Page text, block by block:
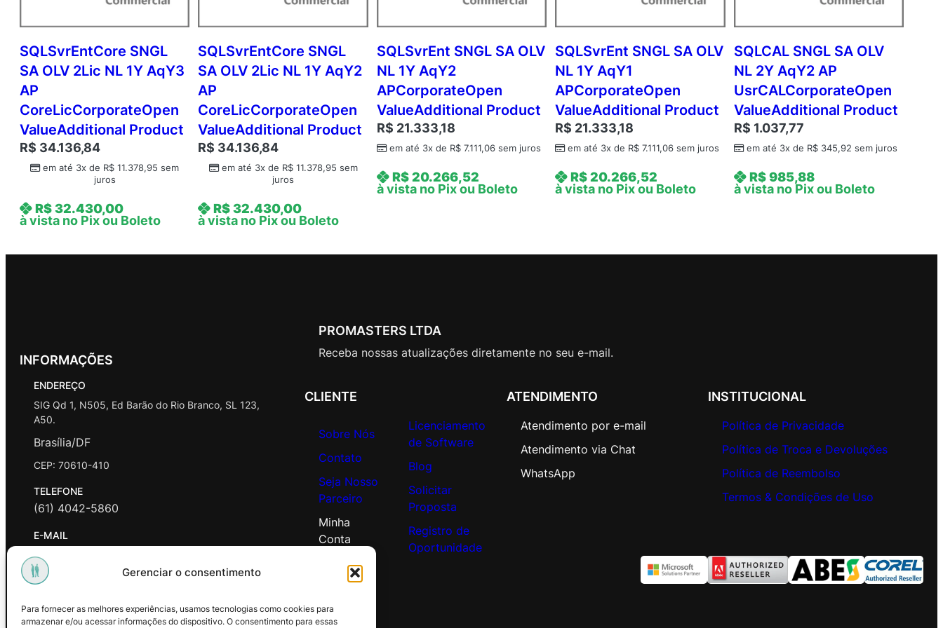
Gerenciar o consentimento
Para fornecer as melhores experiências, usamos tecnologias como cookies para
armazenar e/ou acessar informações do dispositivo. O consentimento para essas
L
1
Y
A
q
Y
2
A
d
L
i
SQLSvrEntCore SNGL
SA OLV 2Lic NL 1Y AqY3
AP
CoreLicCorporateOpen
ValueAdditional Product
R$ 34.136,84
em até 3x de R$ 11.378,95 sem
juros
R$32.430,00
à vista no Pix ou Boleto
SQLSvrEntCore SNGL
SA OLV 2Lic NL 1Y AqY2
AP
CoreLicCorporateOpen
ValueAdditional Product
R$ 34.136,84
em até 3x de R$11.378,95 sem
juros
R$32.430,00
à vista no Pix ou Boleto
SQLSvrEnt SNGL SA OLV
NL 1Y AqY2
APCorporateOpen
ValueAdditional Product
R$ 21.333,18
em até 3x de R$7.111,06sem juros
R$20.266,52
à vista no Pix ou Boleto
SQLSvrEnt SNGL SA OLV
NL 1Y AqY1
APCorporateOpen
ValueAdditional Product
R$ 21.333,18
em até 3x de R$ 7.111,06 sem juros
R$20.266,52
à vista no Pix ou Boleto
SQLCAL SNGL SA OLV
NL 2Y AqY2 AP
UsrCALCorporateOpen
ValueAdditional Product
R$ 1.037,77
em até 3x de R$345,92 sem juros
R$985,88
à vista no Pix ou Boleto
INFORMAÇÕES
ENDEREÇO
SIG Qd 1, N505, Ed Barão do Rio Branco, SL 123,
A50.
Brasília/DF
CEP: 70610-410
TELEFONE
(61) 4042-5860
E-MAIL
contato@promasters.net.br
HORÁRIO DE ATENDIMENTO
PROMASTERS LTDA
Receba nossas atualizações diretamente no seu e-mail.
CLIENTE
Sobre Nós
Contato
Seja Nosso
Parceiro
Minha
Conta
Licenciamento
de Software
Blog
Solicitar
Proposta
Registro de
Oportunidade
ATENDIMENTO
Atendimento por e-mail
Atendimento via Chat
WhatsApp
INSTITUCIONAL
Política de Privacidade
Política de Troca e Devoluções
Política de Reembolso
Termos & Condições de Uso